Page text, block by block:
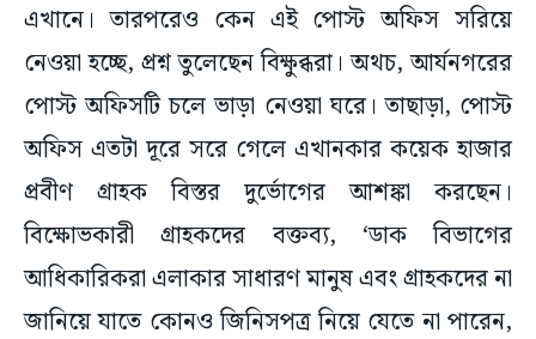
এখানে। তারপরেও কেন এই পোস্ট অফিস সরিয়ে
নেওয়া হচ্ছে, প্রশ্ন তুলেছেন বিক্ষুব্ধরা। অথচ, আর্যনগরের
পোস্ট অফিসটি চলে ভাড়া নেওয়া ঘরে। তাছাড়া, পোস্ট
অফিস এতটা দূরে সরে গেলে এখানকার কয়েক হাজার
প্রবীণ গ্রাহক বিস্তর দুর্ভোগের আশঙ্কা করছেন।
বিক্ষোভকারী গ্রাহকদের বক্তব্য, ‘ডাক বিভাগের
আধিকারিকরা এলাকার সাধারণ মানুষ এবং গ্রাহকদের না
জানিয়ে যাতে কোনও জিনিসপত্র নিয়ে যেতে না পারেন,